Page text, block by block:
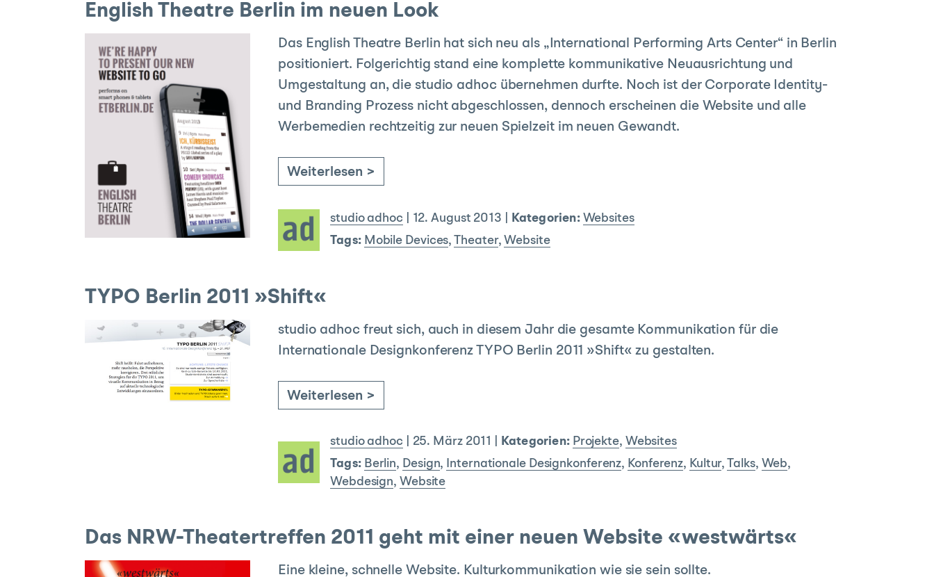
English Theatre Berlin im neuen Look
Das English Theatre Berlin hat sich neu als „International Performing Arts Center“ in Berlin
positioniert. Folgerichtig stand eine komplette kommunikative Neuausrichtung und
Umgestaltung an, die studio adhoc übernehmen durfte. Noch ist der Corporate Identity-
und Branding Prozess nicht abgeschlossen, dennoch erscheinen die Website und alle
Werbemedien rechtzeitig zur neuen Spielzeit im neuen Gewandt.
Weiterlesen >
studio adhoc 12. August 2013 Kategorien: Websites
Tags: Mobile Devices, Theater, Website
TYPO Berlin 2011 »Shift«
studio adhoc freut sich, auch in diesem Jahr die gesamte Kommunikation für die
Internationale Designkonferenz TYPO Berlin 2011 »Shift« zu gestalten.
Weiterlesen >
studio adhoc 25. März 2011 Kategorien: Projekte, Websites
Tags: Berlin, Design, Internationale Designkonferenz, Konferenz, Kultur, Talks, Web,
Webdesign, Website
Das NRW-Theatertreffen 2011 geht mit einer neuen Website «westwärts«
Eine kleine, schnelle Website. Kulturkommunikation wie sie sein sollte.